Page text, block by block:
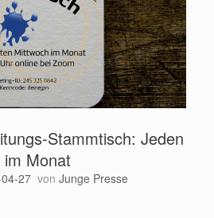
Stammtisch: Jeden
Monat
27 von Junge Presse